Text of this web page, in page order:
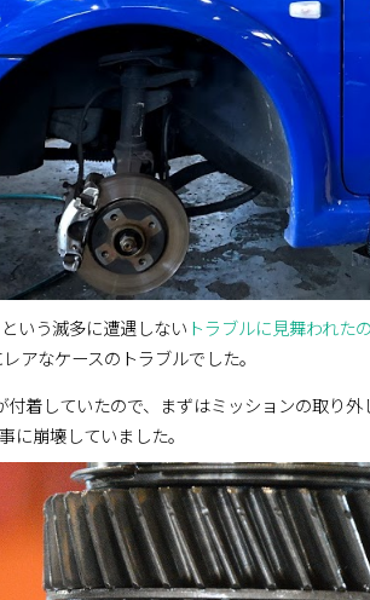
いう滅多に遭遇しない トラブルに見舞われた
アなケースのトラブルでした。
着していたので、まずはミッションの取り外
に崩壊していました。